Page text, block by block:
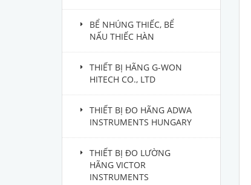
BỂ NHÚNG THIẾC, BỂ
NẤU THIẾC HÀN
THIẾT BỊ HÃNG G-WON
HITECH CO., LTD
THIẾT BỊ ĐO HÃNG ADWA
INSTRUMENTS HUNGARY
THIẾT BỊ ĐO LƯỜNG
HÃNG VICTOR
INSTRUMENTS